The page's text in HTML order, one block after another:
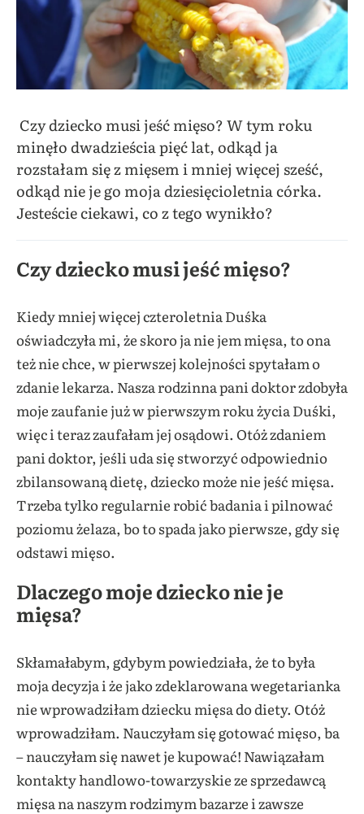
Czy dziecko musi jeść mięso? W tym roku
minęło dwadzieścia pięć lat, odkąd ja
rozstałam się z mięsem i mniej więcej sześć,
odkąd nie je go moja dziesięcioletnia córka.
Jesteście ciekawi, co z tego wynikło?
Czy dziecko musi jeść mięso?
Kiedy mniej więcej czteroletnia Duśka
oświadczyła mi, że skoro ja nie jem mięsa, to ona
też nie chce, w pierwszej kolejności spytałam o
zdanie lekarza. Nasza rodzinna pani doktor zdobyła
moje zaufanie już w pierwszym roku życia Duśki,
więc i teraz zaufałam jej osądowi. Otóż zdaniem
pani doktor, jeśli uda się stworzyć odpowiednio
zbilansowaną dietę, dziecko może nie jeść mięsa.
Trzeba tylko regularnie robić badania i pilnować
poziomu żelaza, bo to spada jako pierwsze, gdy się
odstawi mięso.
Dlaczego moje dziecko nie je
mięsa?
Skłamałabym, gdybym powiedziała, że to była
moja decyzja i że jako zdeklarowana wegetarianka
nie wprowadziłam dziecku mięsa do diety. Otóż
wprowadziłam. Nauczyłam się gotować mięso, ba
– nauczyłam się nawet je kupować! Nawiązałam
kontakty handlowo-towarzyskie ze sprzedawcą
mięsa na naszym rodzimym bazarze i zawsze